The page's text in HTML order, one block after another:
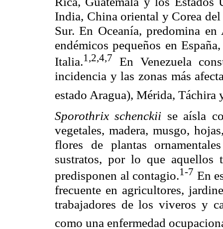
India, China oriental y Corea
Sur. En Oceanía, predomina
endémicos pequeños en
Italia.1,2,4,7
En Venezuela
incidencia y las zonas más
estado Aragua), Mérida, Táchira
Sporothrix schenckii se aísla
vegetales, madera, musgo,
flores de plantas
sustratos, por lo que aquellos
predisponen al contagio.1-7 En
frecuente en agricultores,
trabajadores de los viveros y
como una enfermedad